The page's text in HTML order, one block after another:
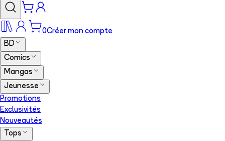
0Créer mon compte
BD
Comics
Mangas
Jeunesse
Promotions
Exclusivités
Nouveautés
Tops